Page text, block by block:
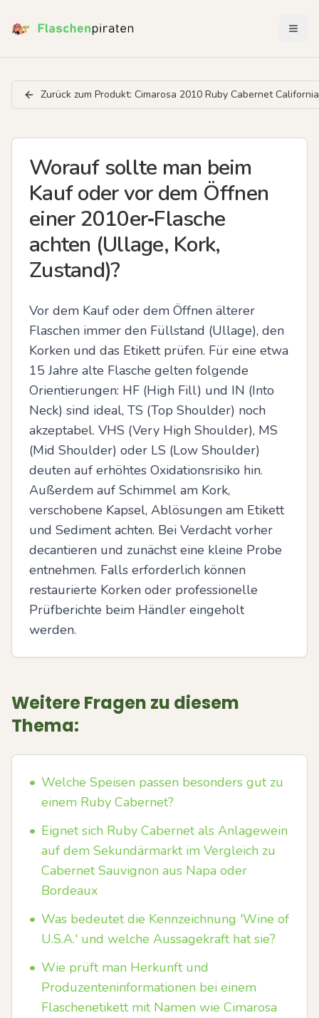
Zurück zum Produkt: Cimarosa 2010 Ruby Cabernet California
Worauf sollte man beim
Kauf oder vor dem Öffnen
einer 2010er‑Flasche
achten (Ullage, Kork,
Zustand)?
Vor dem Kauf oder dem Öffnen älterer
Flaschen immer den Füllstand (Ullage), den
Korken und das Etikett prüfen. Für eine etwa
15 Jahre alte Flasche gelten folgende
Orientierungen: HF (High Fill) und IN (Into
Neck) sind ideal, TS (Top Shoulder) noch
akzeptabel. VHS (Very High Shoulder), MS
(Mid Shoulder) oder LS (Low Shoulder)
deuten auf erhöhtes Oxidationsrisiko hin.
Außerdem auf Schimmel am Kork,
verschobene Kapsel, Ablösungen am Etikett
und Sediment achten. Bei Verdacht vorher
decantieren und zunächst eine kleine Probe
entnehmen. Falls erforderlich können
restaurierte Korken oder professionelle
Prüfberichte beim Händler eingeholt
werden.
Weitere Fragen zu diesem
Thema:
• Welche Speisen passen besonders gut zu
einem Ruby Cabernet?
• Eignet sich Ruby Cabernet als Anlagewein
auf dem Sekundärmarkt im Vergleich zu
Cabernet Sauvignon aus Napa oder
Bordeaux
• Was bedeutet die Kennzeichnung 'Wine of
U.S.A.' und welche Aussagekraft hat sie?
• Wie prüft man Herkunft und
Produzenteninformationen bei einem
Flaschenetikett mit Namen wie Cimarosa